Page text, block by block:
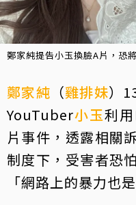
鄭家純提告小玉換臉A片，恐
鄭家純 （雞排妹）
YouTuber小玉利
片事件，透露相關
制度下，受害者恐
「網路上的暴力也